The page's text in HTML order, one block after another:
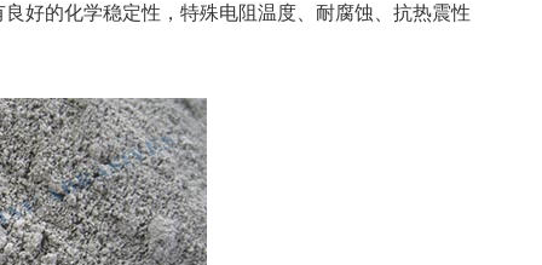
好的化学稳定性，特殊电阻温度、耐腐蚀、抗热震性